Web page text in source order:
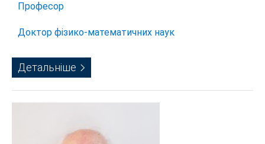
Професор
Доктор фізико-математичних наук
Детальніше